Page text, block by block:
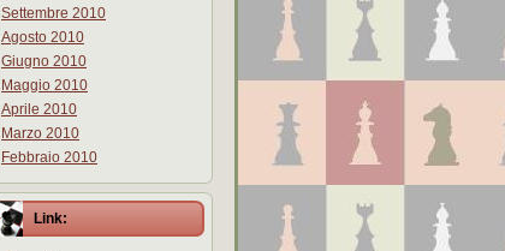
Settembre 2010
Agosto 2010
Giugno 2010
Maggio 2010
Aprile 2010
Marzo 2010
Febbraio 2010
Link: